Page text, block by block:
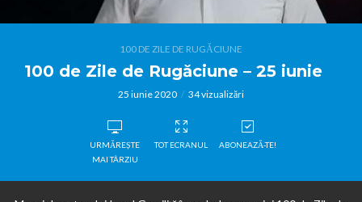
100 DE ZILE DE RUGĂCIUNE
100 de Zile de Rugăciune – 25 iunie
25 iunie 2020 34 vizualizări
URMĂREȘTE
MAI TÂRZIU
TOT ECRANUL ABONEAZĂ-TE!